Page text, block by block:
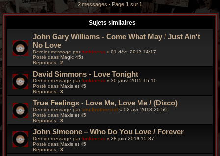
2 messages • Page 1 sur 1
Sujets similaires
John Gary Williams - Come What May / Just Ain't
No Love
Dernier message par funkiness « 01 déc. 2012 14:17
Posté dans Magic 45s
Réponses : 2
David Simmons ‎- Love Tonight
Dernier message parfunkiness « 30 janv. 2015 15:10
Posté dans Maxis et 45
Réponses : 3
True Feelings - Love Me, Love Me / (Disco)
Dernier message par soulbrotherstef « 02 avr. 2018 20:50
Posté dans Maxis et 45
Réponses : 3
John Simeone – Who Do You Love / Forever
Dernier message parfunkiness « 28 juin 2019 15:37
Posté dans Maxis et 45
Réponses : 3